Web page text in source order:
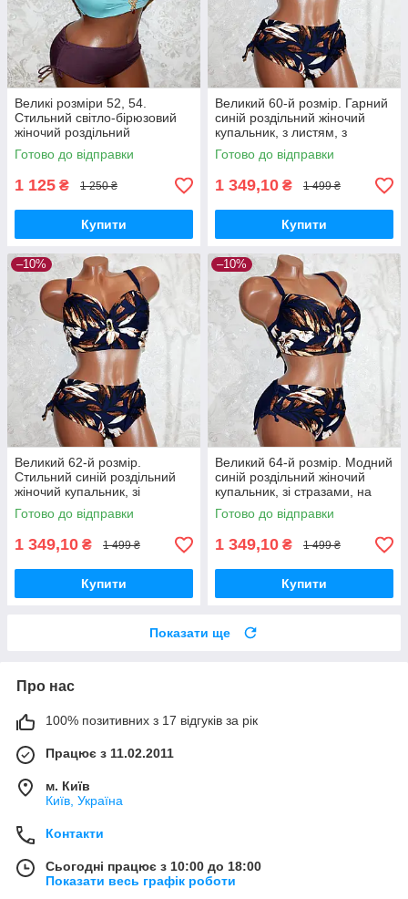
Великі розміри 52, 54.
Стильний світло-бірюзовий
жіночий роздільний
купальник, на зав'язках
Готово до відправки
1 125 ₴ 1 250 ₴
Купити
Великий 60-й розмір. Гарний
синій роздільний жіночий
купальник, з листям, з
чашкою, на зав'язках
Готово до відправки
1 349,10 ₴ 1 499 ₴
Купити
–10%
Великий 62-й розмір.
Стильний синій роздільний
жіночий купальник, зі
стразами, на зав'язках, з
формовою чашкою
Готово до відправки
1 349,10 ₴ 1 499 ₴
Купити
–10%
Великий 64-й розмір. Модний
синій роздільний жіночий
купальник, зі стразами, на
великі груди
Готово до відправки
1 349,10 ₴ 1 499 ₴
Купити
Показати ще
Про нас
100% позитивних з 17 відгуків за рік
Працює з 11.02.2011
м. Київ
Київ, Україна
Контакти
Сьогодні працює з 10:00 до 18:00
Показати весь графік роботи